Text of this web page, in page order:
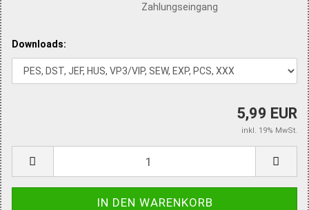
Zahlungseingang
Downloads:
5,99 EUR
inkl. 19% MwSt.